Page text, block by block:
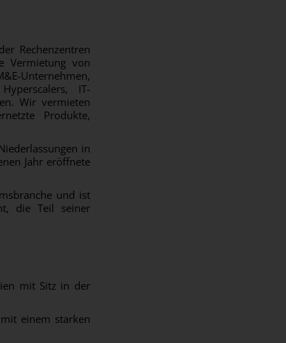
Rechenzentren
Vermietung von
Unternehmen,
IT-
Wir vermieten
Produkte,
in
Jahr eröffnete
und ist
die Teil seiner
mit Sitz in der
einem starken